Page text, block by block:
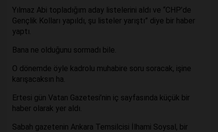
Yılmaz Abi topladığım aday listelerini aldı ve “CHP’de
Gençlik Kolları yapıldı, şu listeler yarıştı” diye bir haber
yaptı.
Bana ne olduğunu sormadı bile.
O dönemde öyle kadrolu muhabire soru soracak, işine
karışacaksın ha.
Ertesi gün Vatan Gazetesi’nin iç sayfasında küçük bir
haber olarak yer aldı.
Sabah gazetenin Ankara Temsilcisi İlhami Soysal, bir